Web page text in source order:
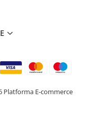
Platforma E-commerce